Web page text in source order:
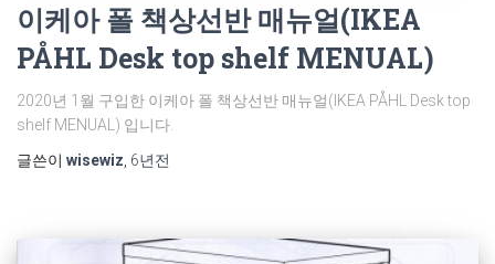
이케아 폴 책상선반 매뉴얼(IKEA
PÅHL Desk top shelf MENUAL)
2020년 1월 구입한 이케아 폴 책상선반 매뉴얼(IKEA PÅHL Desk top
shelf MENUAL) 입니다.
글쓴이 wisewiz, 6년전